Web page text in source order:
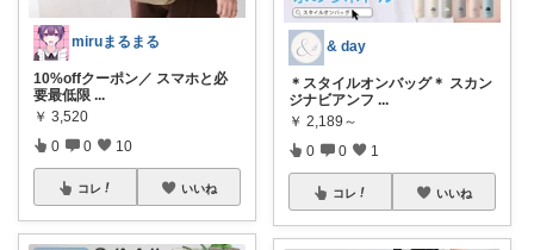
miruまるまる
10%offクーポン／ スマホと必
要最低限 ...
￥ 3,520
0 0 10
コレ いいね
& day
＊スタイルオンバッグ＊ スカン
ジナビアンフ ...
￥ 2,189～
0 0 1
コレ いいね